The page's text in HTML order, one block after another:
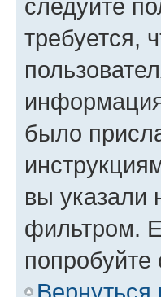
следуйте
требуется,
было
вы указали
фильтром.
попробуйте
Вернуться